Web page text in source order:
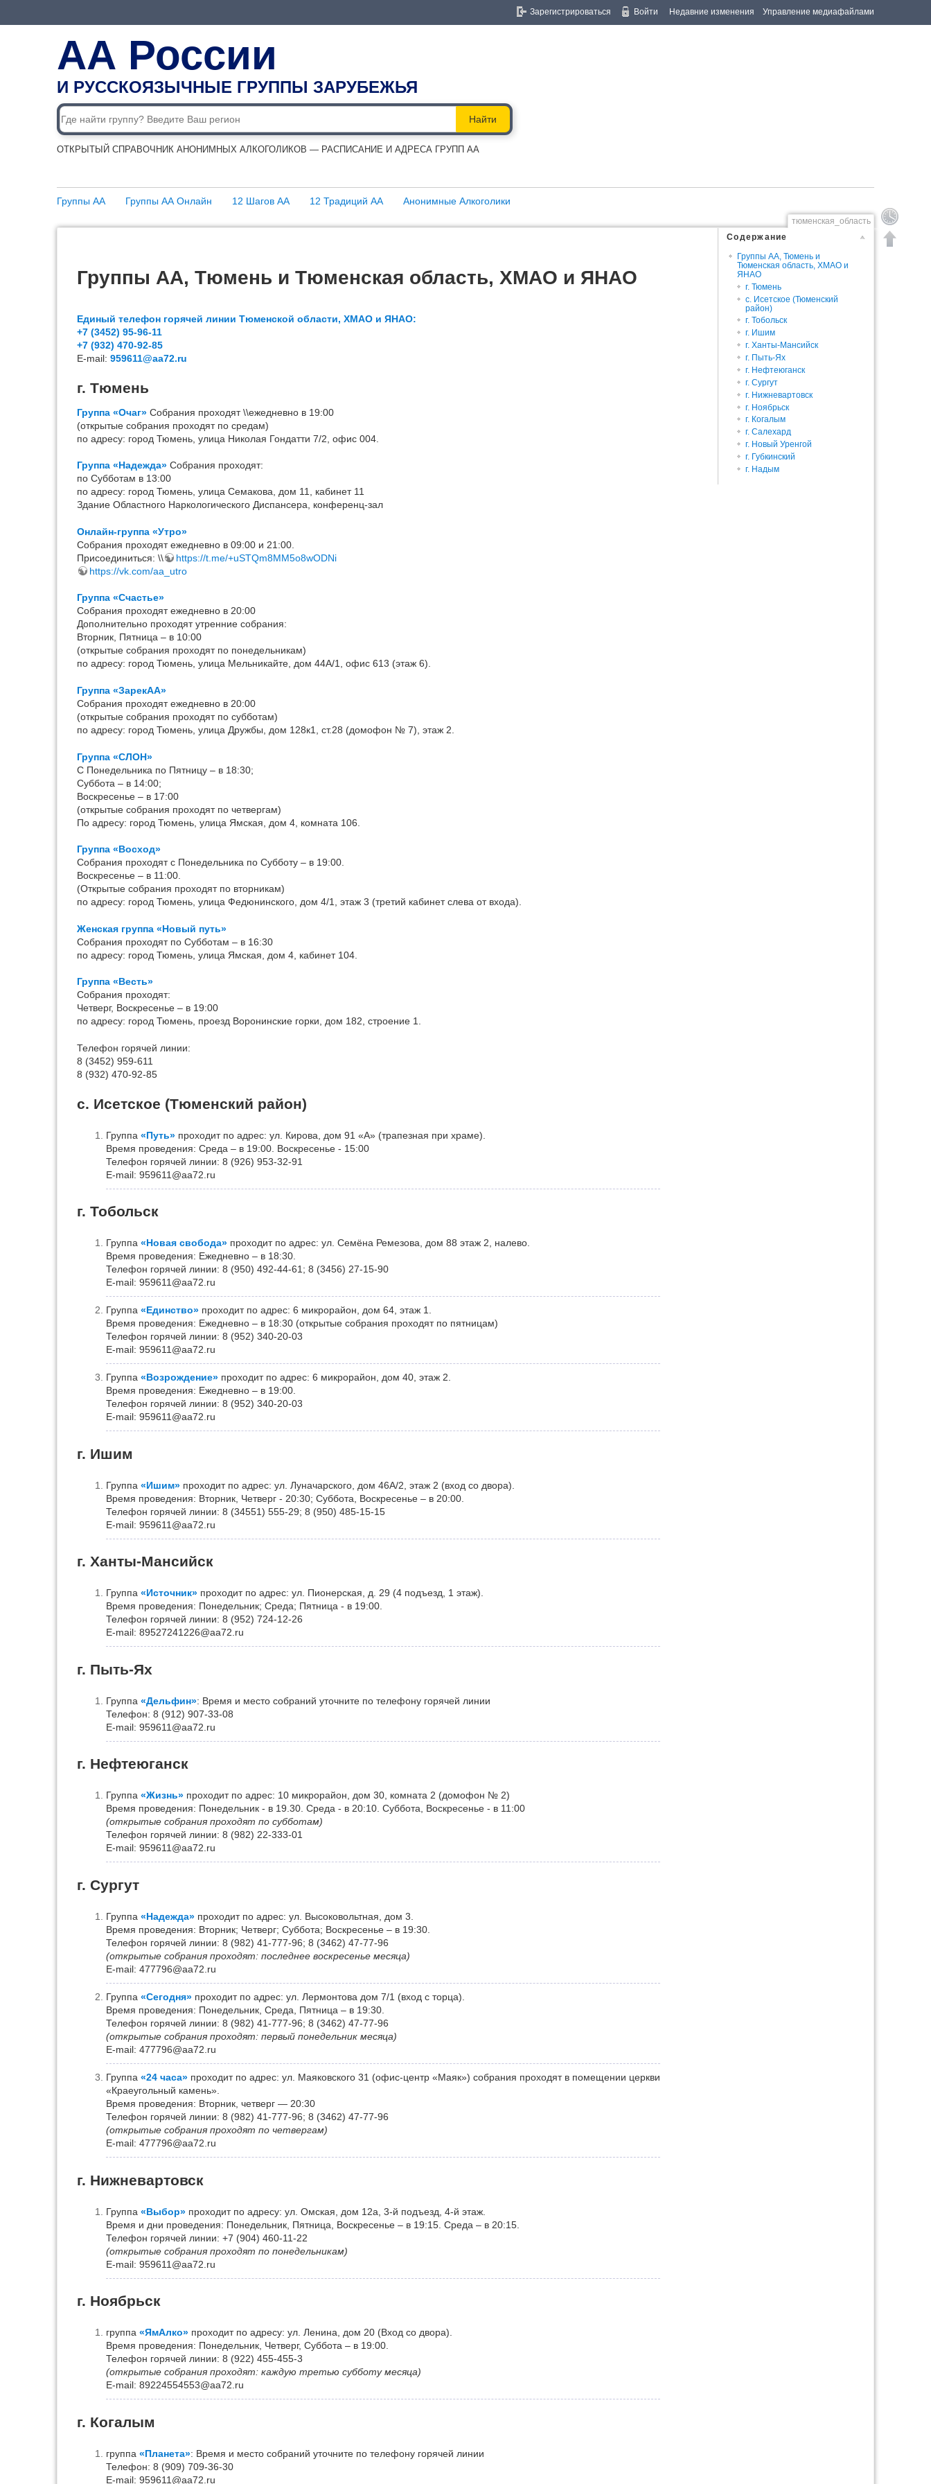
АА России
И РУССКОЯЗЫЧНЫЕ ГРУППЫ ЗАРУБЕЖЬЯ
Найти
ОТКРЫТЫЙ СПРАВОЧНИК АНОНИМНЫХ АЛКОГОЛИКОВ — РАСПИСАНИЕ И АДРЕСА ГРУПП АА
Группы АА Группы АА Онлайн 12 Шагов АА 12 Традиций АА Анонимные Алкоголики
Зарегистрироваться Войти Недавние изменения Управление медиафайлами
тюменская_область
Содержание
Группы АА, Тюмень и
Тюменская область, ХМАО и
ЯНАО
г. Тюмень
с. Исетское (Тюменский
район)
г. Тобольск
г. Ишим
г. Ханты-Мансийск
г. Пыть-Ях
г. Нефтеюганск
г. Сургут
г. Нижневартовск
г. Ноябрьск
г. Когалым
г. Салехард
г. Новый Уренгой
г. Губкинский
г. Надым
Группы АА, Тюмень и Тюменская область, ХМАО и ЯНАО
Единый телефон горячей линии Тюменской области, ХМАО и ЯНАО:
+7 (3452) 95-96-11
+7 (932) 470-92-85
Е-mail: 959611@aa72.ru
г. Тюмень
Группа «Очаг» Собрания проходят \\ежедневно в 19:00
(открытые собрания проходят по средам)
по адресу: город Тюмень, улица Николая Гондатти 7/2, офис 004.
Группа «Надежда» Собрания проходят:
по Субботам в 13:00
по адресу: город Тюмень, улица Семакова, дом 11, кабинет 11
Здание Областного Наркологического Диспансера, конференц-зал
Онлайн-группа «Утро»
Собрания проходят ежедневно в 09:00 и 21:00.
Присоединиться: \\
https://t.me/+uSTQm8MM5o8wODNi
https://vk.com/aa_utro
Группа «Счастье»
Собрания проходят ежедневно в 20:00
Дополнительно проходят утренние собрания:
Вторник, Пятница – в 10:00
(открытые собрания проходят по понедельникам)
по адресу: город Тюмень, улица Мельникайте, дом 44А/1, офис 613 (этаж 6).
Группа «ЗарекАА»
Собрания проходят ежедневно в 20:00
(открытые собрания проходят по субботам)
по адресу: город Тюмень, улица Дружбы, дом 128к1, ст.28 (домофон № 7), этаж 2.
Группа «СЛОН»
С Понедельника по Пятницу – в 18:30;
Суббота – в 14:00;
Воскресенье – в 17:00
(открытые собрания проходят по четвергам)
По адресу: город Тюмень, улица Ямская, дом 4, комната 106.
Группа «Восход»
Собрания проходят с Понедельника по Субботу – в 19:00.
Воскресенье – в 11:00.
(Открытые собрания проходят по вторникам)
по адресу: город Тюмень, улица Федюнинского, дом 4/1, этаж 3 (третий кабинет слева от входа).
Женская группа «Новый путь»
Собрания проходят по Субботам – в 16:30
по адресу: город Тюмень, улица Ямская, дом 4, кабинет 104.
Группа «Весть»
Собрания проходят:
Четверг, Воскресенье – в 19:00
по адресу: город Тюмень, проезд Воронинские горки, дом 182, строение 1.
Телефон горячей линии:
8 (3452) 959-611
8 (932) 470-92-85
с. Исетское (Тюменский район)
Группа «Путь» проходит по адрес: ул. Кирова, дом 91 «А» (трапезная при храме).
Время проведения: Среда – в 19:00. Воскресенье - 15:00
Телефон горячей линии: 8 (926) 953-32-91
Е-mail: 959611@aa72.ru
г. Тобольск
Группа «Новая свобода» проходит по адрес: ул. Семёна Ремезова, дом 88 этаж 2, налево.
Время проведения: Ежедневно – в 18:30.
Телефон горячей линии: 8 (950) 492-44-61; 8 (3456) 27-15-90
Е-mail: 959611@aa72.ru
Группа «Единство» проходит по адрес: 6 микрорайон, дом 64, этаж 1.
Время проведения: Ежедневно – в 18:30 (открытые собрания проходят по пятницам)
Телефон горячей линии: 8 (952) 340-20-03
Е-mail: 959611@aa72.ru
Группа «Возрождение» проходит по адрес: 6 микрорайон, дом 40, этаж 2.
Время проведения: Ежедневно – в 19:00.
Телефон горячей линии: 8 (952) 340-20-03
Е-mail: 959611@aa72.ru
г. Ишим
Группа «Ишим» проходит по адрес: ул. Луначарского, дом 46А/2, этаж 2 (вход со двора).
Время проведения: Вторник, Четверг - 20:30; Суббота, Воскресенье – в 20:00.
Телефон горячей линии: 8 (34551) 555-29; 8 (950) 485-15-15
Е-mail: 959611@aa72.ru
г. Ханты-Мансийск
Группа «Источник» проходит по адрес: ул. Пионерская, д. 29 (4 подъезд, 1 этаж).
Время проведения: Понедельник; Среда; Пятница - в 19:00.
Телефон горячей линии: 8 (952) 724-12-26
Е-mail: 89527241226@aa72.ru
г. Пыть-Ях
Группа «Дельфин»: Время и место собраний уточните по телефону горячей линии
Телефон: 8 (912) 907-33-08
Е-mail: 959611@aa72.ru
г. Нефтеюганск
Группа «Жизнь» проходит по адрес: 10 микрорайон, дом 30, комната 2 (домофон № 2)
Время проведения: Понедельник - в 19.30. Среда - в 20:10. Суббота, Воскресенье - в 11:00
(открытые собрания проходят по субботам)
Телефон горячей линии: 8 (982) 22-333-01
Е-mail: 959611@aa72.ru
г. Сургут
Группа «Надежда» проходит по адрес: ул. Высоковольтная, дом 3.
Время проведения: Вторник; Четверг; Суббота; Воскресенье – в 19:30.
Телефон горячей линии: 8 (982) 41-777-96; 8 (3462) 47-77-96
(открытые собрания проходят: последнее воскресенье месяца)
Е-mail: 477796@aa72.ru
Группа «Сегодня» проходит по адрес: ул. Лермонтова дом 7/1 (вход с торца).
Время проведения: Понедельник, Среда, Пятница – в 19:30.
Телефон горячей линии: 8 (982) 41-777-96; 8 (3462) 47-77-96
(открытые собрания проходят: первый понедельник месяца)
Е-mail: 477796@aa72.ru
Группа «24 часа» проходит по адрес: ул. Маяковского 31 (офис-центр «Маяк») собрания проходят в помещении церкви
«Краеугольный камень».
Время проведения: Вторник, четверг — 20:30
Телефон горячей линии: 8 (982) 41-777-96; 8 (3462) 47-77-96
(открытые собрания проходят по четвергам)
Е-mail: 477796@aa72.ru
г. Нижневартовск
Группа «Выбор» проходит по адресу: ул. Омская, дом 12а, 3-й подъезд, 4-й этаж.
Время и дни проведения: Понедельник, Пятница, Воскресенье – в 19:15. Среда – в 20:15.
Телефон горячей линии: +7 (904) 460-11-22
(открытые собрания проходят по понедельникам)
Е-mail: 959611@aa72.ru
г. Ноябрьск
группа «ЯмАлко» проходит по адресу: ул. Ленина, дом 20 (Вход со двора).
Время проведения: Понедельник, Четверг, Суббота – в 19:00.
Телефон горячей линии: 8 (922) 455-455-3
(открытые собрания проходят: каждую третью субботу месяца)
Е-mail: 89224554553@aa72.ru
г. Когалым
группа «Планета»: Время и место собраний уточните по телефону горячей линии
Телефон: 8 (909) 709-36-30
Е-mail: 959611@aa72.ru